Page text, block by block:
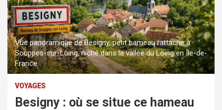
Vue panoramique de Besigny, petit hameau rattaché à
Souppes-sur-Loing, niché dans la vallée du Loing en Île-de-
France.
VOYAGES
Besigny : où se situe ce hameau